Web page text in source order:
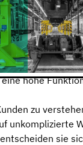
Erfolg!
seinen
hohe
zu
unkomplizierte
sie